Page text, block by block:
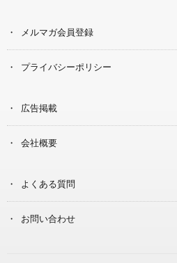
メルマガ会員登録
プライバシーポリシー
広告掲載
会社概要
よくある質問
お問い合わせ